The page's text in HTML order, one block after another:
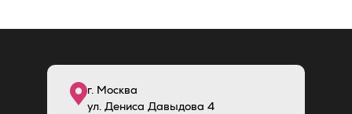
г. Москва
ул. Дениса Давыдова 4